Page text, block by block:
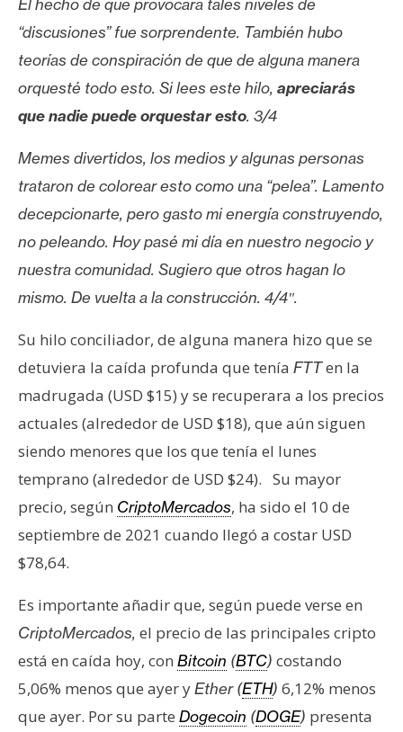
“discusiones” fue sorprendente. También hubo
teorías de conspiración de que de alguna manera
orquesté todo esto. Si lees este hilo, apreciarás
que nadie puede orquestar esto. 3/4
Memes divertidos, los medios y algunas personas
trataron de colorear esto como una “pelea”. Lamento
decepcionarte, pero gasto mi energía construyendo,
no peleando. Hoy pasé mi día en nuestro negocio y
nuestra comunidad. Sugiero que otros hagan lo
mismo. De vuelta a la construcción. 4/4″.
Su hilo conciliador, de alguna manera hizo que se
detuviera la caída profunda que tenía FTTen la
madrugada (USD $15) y se recuperara a los precios
actuales (alrededor de USD $18), que aún siguen
siendo menores que los que tenía el lunes
temprano (alrededor de USD $24). Su mayor
precio, según CriptoMercados, ha sido el 10 de
septiembre de 2021 cuando llegó a costar USD
$78,64.
Es importante añadir que, según puede verse en
CriptoMercados, el precio de las principales cripto
está en caída hoy, con Bitcoin (BTC) costando
5,06% menos que ayer yEther (ETH) 6,12% menos
que ayer. Por su parte Dogecoin (DOGE) presenta